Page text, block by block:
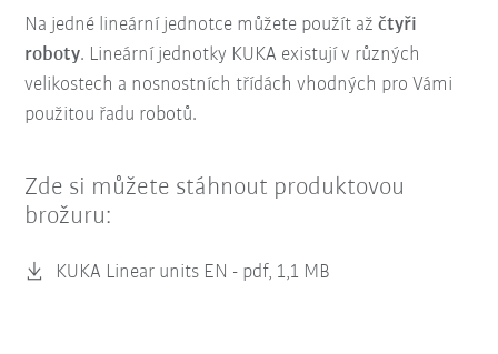
Na jedné lineární jednotce můžete použít ažčtyři
roboty. Lineární jednotky KUKA existují v různých
velikostech a nosnostních třídách vhodných pro Vámi
použitou řadu robotů.
Zde si můžete stáhnout produktovou
brožuru:
KUKA Linear units EN - pdf, 1,1 MB